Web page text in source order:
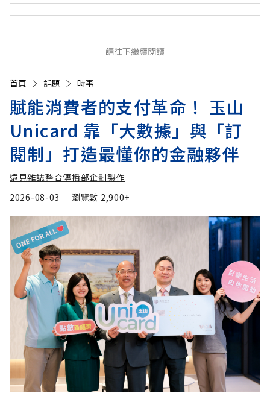
請往下繼續閱讀
首頁 話題 時事
賦能消費者的支付革命！ 玉山
Unicard 靠「大數據」與「訂
閱制」打造最懂你的金融夥伴
遠見雜誌整合傳播部企劃製作
2026-08-03
瀏覽數 2,900+